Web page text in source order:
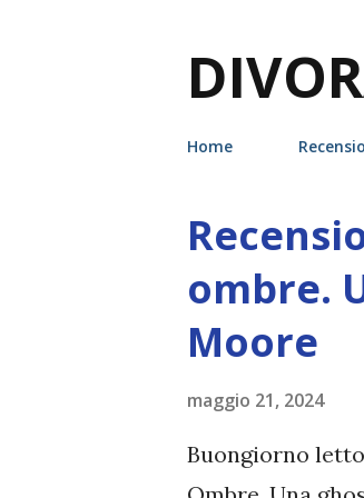
Home
ombre.
Moore
maggio 21, 2024
Buongiorno